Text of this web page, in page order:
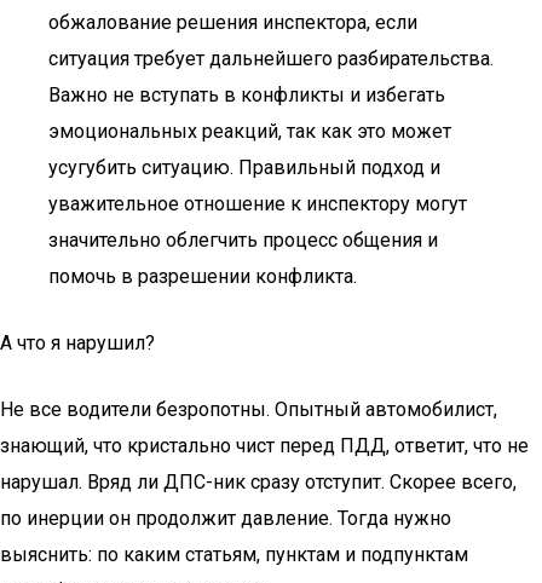
обжалование решения инспектора, если
ситуация требует дальнейшего разбирательства.
Важно не вступать в конфликты и избегать
эмоциональных реакций, так как это может
усугубить ситуацию. Правильный подход и
уважительное отношение к инспектору могут
значительно облегчить процесс общения и
помочь в разрешении конфликта.
А что я нарушил?
Не все водители безропотны. Опытный автомобилист,
знающий, что кристально чист перед ПДД, ответит, что не
нарушал. Вряд ли ДПС-ник сразу отступит. Скорее всего,
по инерции он продолжит давление. Тогда нужно
выяснить: по каким статьям, пунктам и подпунктам